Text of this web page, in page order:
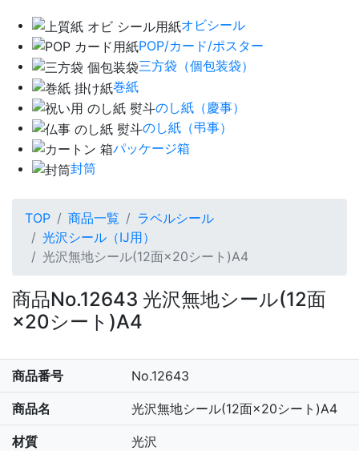
オビシール
POP/カード/ポスター
三方袋（個包装袋）
巻紙
のし紙（慶事）
のし紙（弔事）
パッケージ箱
封筒
TOP 商品一覧
ラベルシール
光沢シール（IJ用）
光沢無地シール(12面×20シート)A4
商品No.12643 光沢無地シール(12面
×20シート)A4
商品番号 No.12643
商品名 光沢無地シール(12面×20シート)A4
材質 光沢